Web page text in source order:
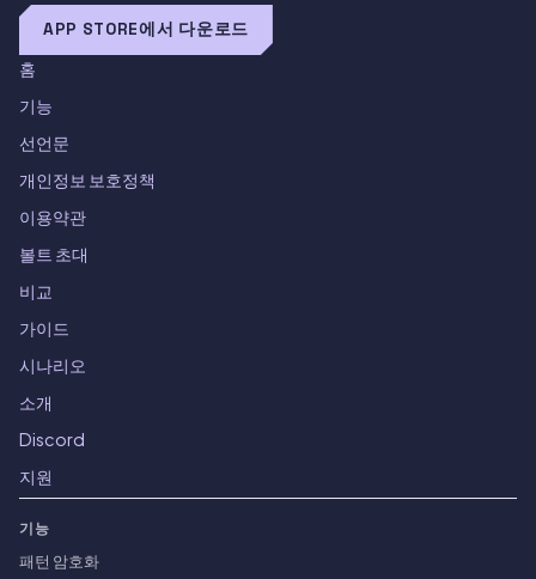
APP STORE에서 다운로드
홈
기능
선언문
개인정보 보호정책
이용약관
볼트 초대
비교
가이드
시나리오
소개
Discord
지원
기능
패턴 암호화